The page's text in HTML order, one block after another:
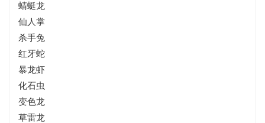
蜻蜓龙
仙人掌
杀手兔
红牙蛇
暴龙虾
化石虫
变色龙
草雷龙